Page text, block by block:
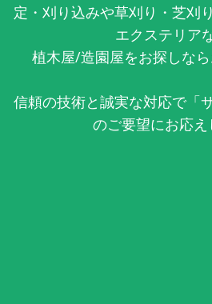
定・刈り込みや草刈り・芝刈
エクステリア
植木屋/造園屋をお探しなら
信頼の技術と誠実な対応で「
のご要望にお応え